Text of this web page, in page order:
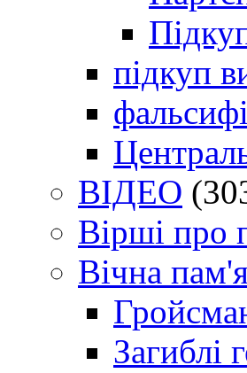
підкуп
ВІДЕО
Вірші про
Вічна
Загиблі